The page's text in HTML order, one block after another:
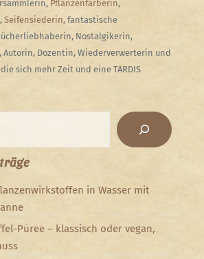
Pflanzenfärberin,
Seifensiederin, fantastische
Nostalgikerin,
Autorin, Dozentin, Wiederverwerterin und
sich mehr Zeit und eine TARDIS
in Wasser mit
Püree – klassisch oder vegan,